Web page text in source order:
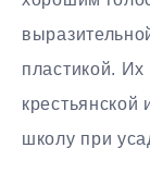
пластикой.
школу при